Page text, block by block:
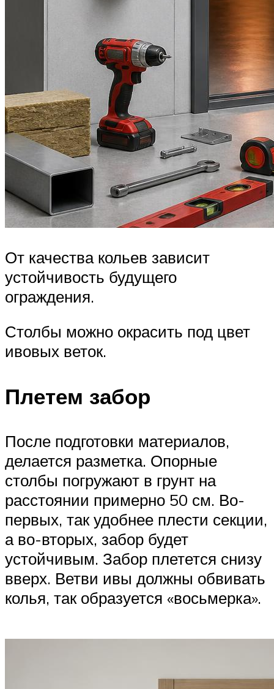
От качества кольев зависит
устойчивость будущего
ограждения.
Столбы можно окрасить под цвет
ивовых веток.
Плетем забор
После подготовки материалов,
делается разметка. Опорные
столбы погружают в грунт на
расстоянии примерно 50 см. Во-
первых, так удобнее плести секции,
а во-вторых, забор будет
устойчивым. Забор плетется снизу
вверх. Ветви ивы должны обвивать
колья, так образуется «восьмерка».